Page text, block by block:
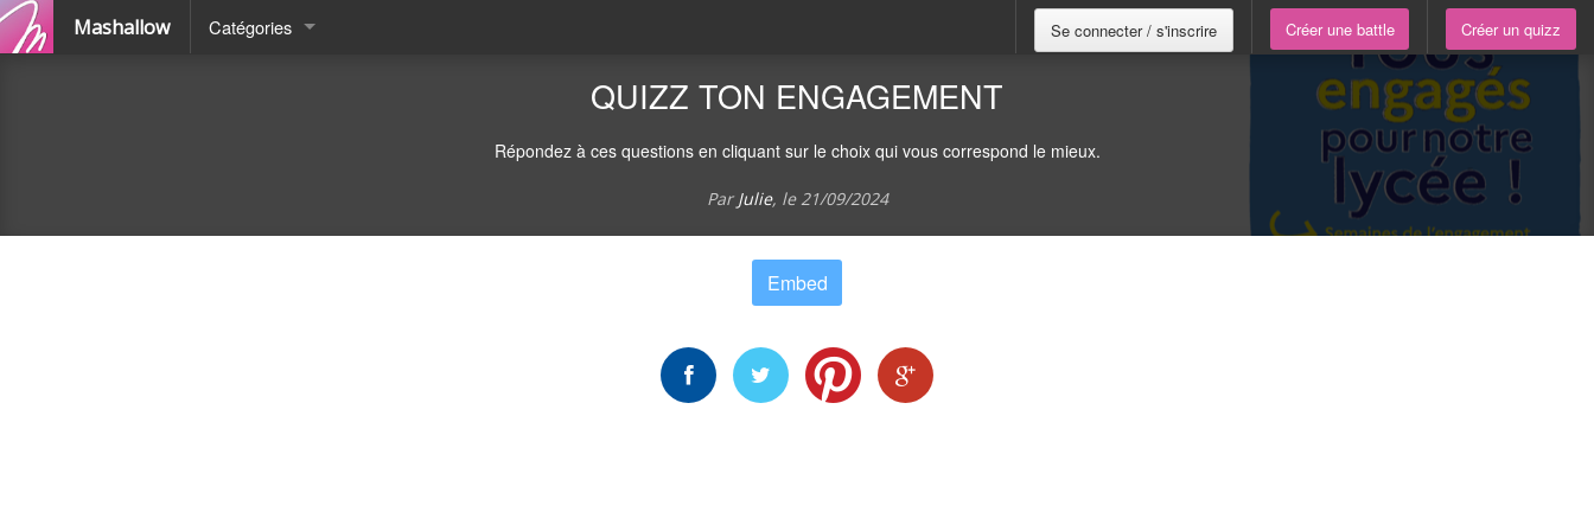
Mashallow Catégories Se connecter / s'inscrire Créer une battle Créer un quizz
QUIZZ TON ENGAGEMENT
Répondez à ces questions en cliquant sur le choix qui vous correspond le mieux.
Par Julie, le21/09/2024
Embed